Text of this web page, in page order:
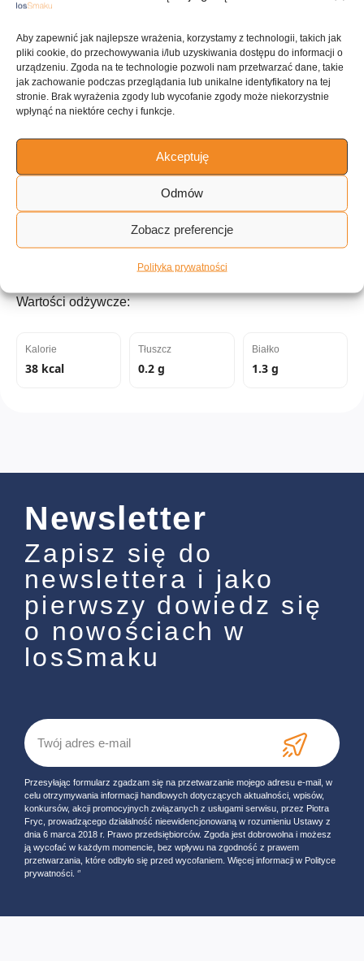
Aby zapewnić jak najlepsze wrażenia, korzystamy z technologii, takich jak
pliki cookie, do przechowywania i/lub uzyskiwania dostępu do informacji o
urządzeniu. Zgoda na te technologie pozwoli nam przetwarzać dane, takie
jak zachowanie podczas przeglądania lub unikalne identyfikatory na tej
stronie. Brak wyrażenia zgody lub wycofanie zgody może niekorzystnie
wpłynąć na niektóre cechy i funkcje.
Akceptuję
Odmów
Zobacz preferencje
Polityka prywatności
Amerykańska
ILOŚĆ PORCJI
Tagi:
Niemieckie Europejskie
Łatwe
Wartości odżywcze:
Kalorie
38 kcal
Tłuszcz
0.2 g
Białko
1.3 g
Newsletter
Zapisz się do
newslettera i jako
pierwszy dowiedz się
o nowościach w
losSmaku
Przesyłając formularz zgadzam się na przetwarzanie mojego adresu e-mail, w
celu otrzymywania informacji handlowych dotyczących aktualności, wpisów,
konkursów, akcji promocyjnych związanych z usługami serwisu, przez Piotra
Fryc, prowadzącego działalność nieewidencjonowaną w rozumieniu Ustawy z
dnia 6 marca 2018 r. Prawo przedsiębiorców. Zgoda jest dobrowolna i możesz
ją wycofać w każdym momencie, bez wpływu na zgodność z prawem
przetwarzania, które odbyło się przed wycofaniem. Więcej informacji w Polityce
prywatności. ‘’